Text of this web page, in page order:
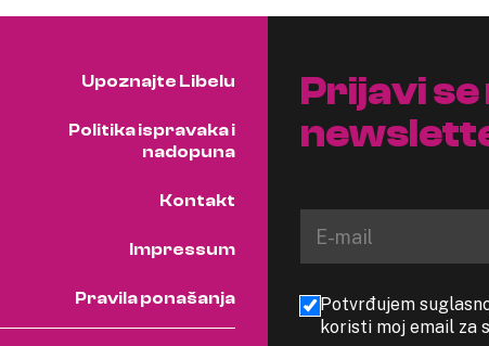
Upoznajte Libelu
Politika ispravaka i
nadopuna
Kontakt
Impressum
Pravila ponašanja
Prijavi se
Potvrđujem
koristi moj email za